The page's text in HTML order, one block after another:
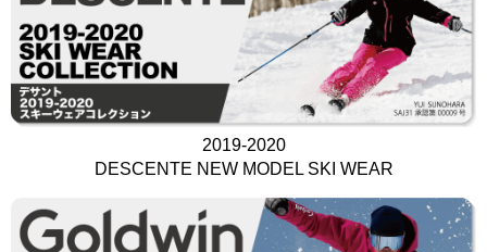
2019-2020
DESCENTE NEW MODEL SKI WEAR